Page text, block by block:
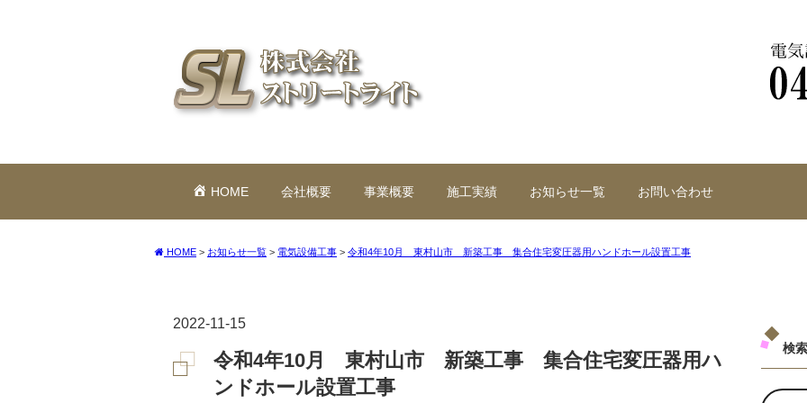
HOME 会社概要 事業概要 施工実績 お知らせ一覧 お問い合わせ
HOME > お知らせ一覧 > 電気設備工事 > 令和4年10月 東村山市 新築工事 集合住宅変圧器用ハンドホール設置工事
2022-11-15
令和4年10月 東村山市 新築工事 集合住宅変圧器用ハ
ンドホール設置工事
検